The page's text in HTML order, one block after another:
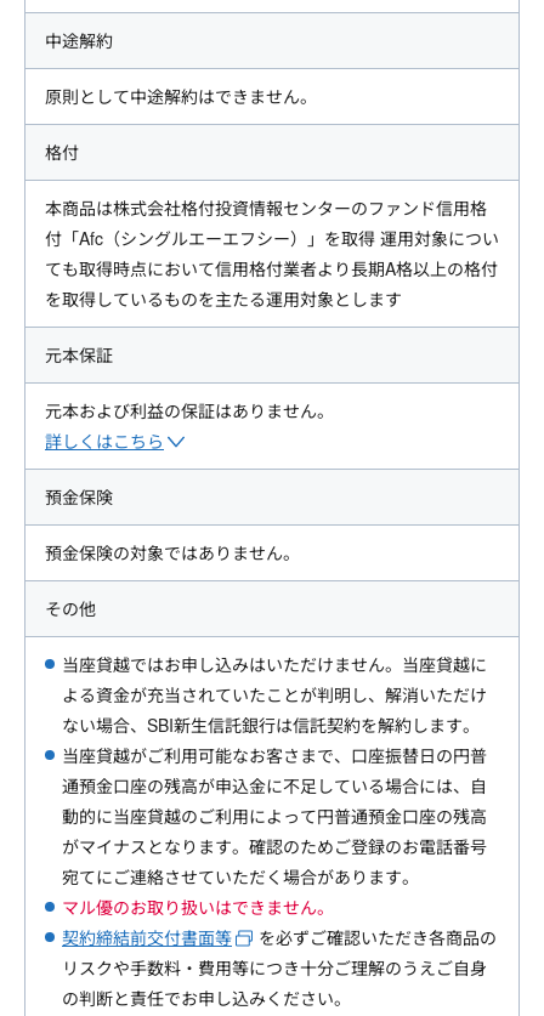
中途解約
原則として中途解約はできません。
格付
本商品は株式会社格付投資情報センターのファンド信用格
付「Afc（シングルエーエフシー）」を取得 運用対象につい
ても取得時点において信用格付業者より長期A格以上の格付
を取得しているものを主たる運用対象とします
元本保証
元本および利益の保証はありません。
詳しくはこちら
預金保険
預金保険の対象ではありません。
その他
当座貸越ではお申し込みはいただけません。当座貸越に
よる資金が充当されていたことが判明し、解消いただけ
ない場合、SBI新生信託銀行は信託契約を解約します。
当座貸越がご利用可能なお客さまで、口座振替日の円普
通預金口座の残高が申込金に不足している場合には、自
動的に当座貸越のご利用によって円普通預金口座の残高
がマイナスとなります。確認のためご登録のお電話番号
宛てにご連絡させていただく場合があります。
マル優のお取り扱いはできません。
契約締結前交付書面等
を必ずご確認いただき各商品の
リスクや手数料・費用等につき十分ご理解のうえご自身
の判断と責任でお申し込みください。